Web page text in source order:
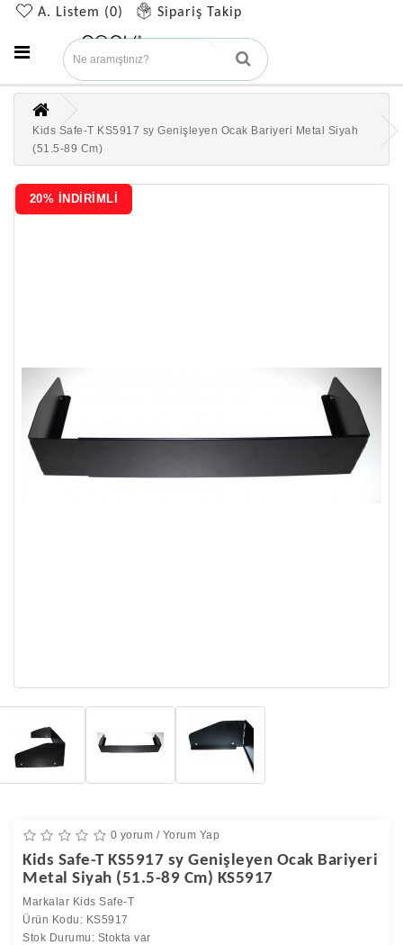
A. Listem (0) Sipariş Takip
Kids Safe-T KS5917 sy Genişleyen Ocak Bariyeri Metal Siyah
(51.5-89 Cm)
20% İNDİRİMLİ
0 yorum / Yorum Yap
Kids Safe-T KS5917 sy Genişleyen Ocak Bariyeri
Metal Siyah (51.5-89 Cm) KS5917
Markalar Kids Safe-T
Ürün Kodu: KS5917
Stok Durumu: Stokta var